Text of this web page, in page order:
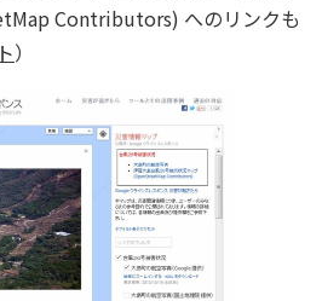
Contributors) へのリンクも
）